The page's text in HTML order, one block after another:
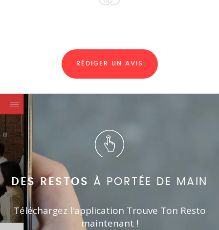
RÉDIGER UN AVIS
DES RESTOS À PORTÉE DE MAIN
Téléchargez l'application Trouve Ton Resto
maintenant !